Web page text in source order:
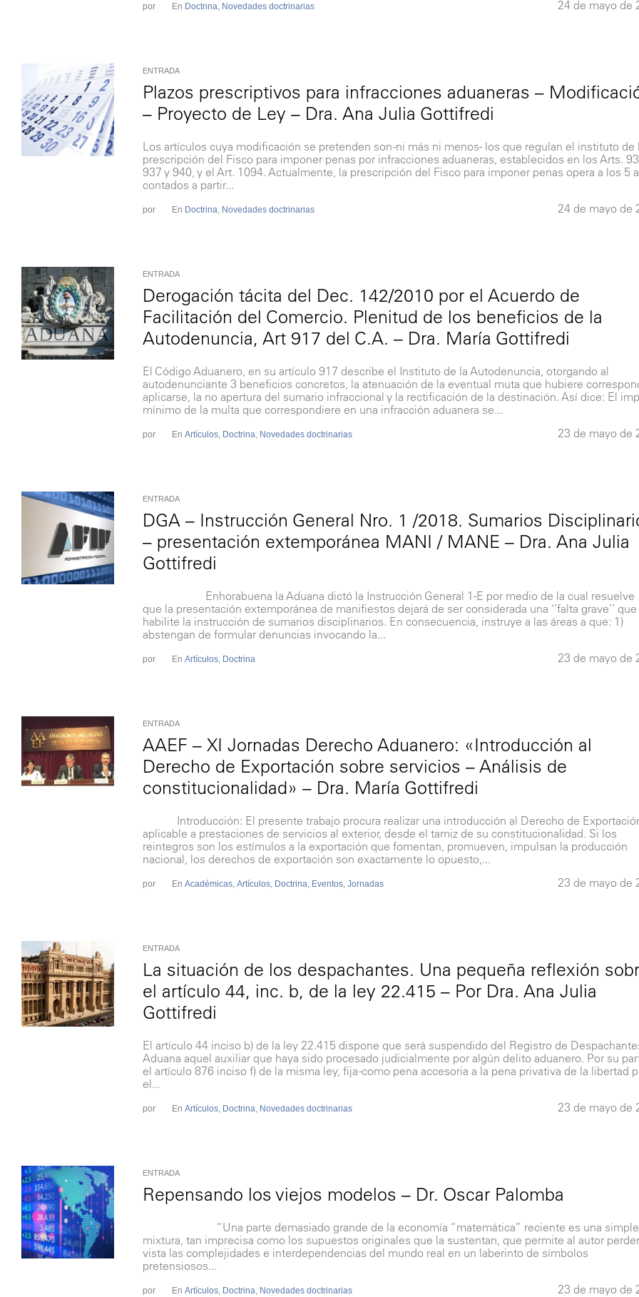
24 de mayo de
por En Doctrina, Novedades doctrinarias
ENTRADA
Plazos prescriptivos para infracciones aduaneras –
– Proyecto de Ley – Dra. Ana Julia Gottifredi
Los artículos cuya modificación se pretenden son -ni más ni menos- los que regulan el instituto de
prescripción del Fisco para imponer penas por infracciones aduaneras, establecidos en los Arts.
937 y 940, y el Art. 1094. Actualmente, la prescripción del Fisco para imponer penas opera a los 5
contados a partir...
24 de mayo de
por En Doctrina, Novedades doctrinarias
ENTRADA
Derogación tácita del Dec. 142/2010 por el Acuerdo de
Facilitación del Comercio. Plenitud de los beneficios de la
Autodenuncia, Art 917 del C.A. – Dra. María Gottifredi
El Código Aduanero, en su artículo 917 describe el Instituto de la Autodenuncia, otorgando al
autodenunciante 3 beneficios concretos, la atenuación de la eventual muta que hubiere
aplicarse, la no apertura del sumario infraccional y la rectificación de la destinación. Así dice: El
mínimo de la multa que correspondiere en una infracción aduanera se...
23 de mayo de
por En Artículos, Doctrina, Novedades doctrinarias
ENTRADA
DGA – Instrucción General Nro. 1 /2018. Sumarios
– presentación extemporánea MANI / MANE – Dra. Ana Julia
Gottifredi
Enhorabuena la Aduana dictó la Instrucción General 1-E por medio de la cual resuelve
que la presentación extemporánea de manifiestos dejará de ser considerada una ‘’falta grave’’ que
habilite la instrucción de sumarios disciplinarios. En consecuencia, instruye a las áreas a que: 1)
abstengan de formular denuncias invocando la...
23 de mayo de
por En Artículos, Doctrina
ENTRADA
AAEF – XI Jornadas Derecho Aduanero: «Introducción al
Derecho de Exportación sobre servicios – Análisis de
constitucionalidad» – Dra. María Gottifredi
Introducción: El presente trabajo procura realizar una introducción al Derecho de
aplicable a prestaciones de servicios al exterior, desde el tamiz de su constitucionalidad. Si los
reintegros son los estímulos a la exportación que fomentan, promueven, impulsan la producción
nacional, los derechos de exportación son exactamente lo opuesto,...
23 de mayo de
por En Académicas, Artículos, Doctrina, Eventos, Jornadas
ENTRADA
La situación de los despachantes. Una pequeña reflexión
el artículo 44, inc. b, de la ley 22.415 – Por Dra. Ana Julia
Gottifredi
El artículo 44 inciso b) de la ley 22.415 dispone que será suspendido del Registro de
Aduana aquel auxiliar que haya sido procesado judicialmente por algún delito aduanero. Por su
el artículo 876 inciso f) de la misma ley, fija -como pena accesoria a la pena privativa de la libertad
el...
23 de mayo de
por En Artículos, Doctrina, Novedades doctrinarias
ENTRADA
Repensando los viejos modelos – Dr. Oscar Palomba
“Una parte demasiado grande de la economía “matemática” reciente es una simple
mixtura, tan imprecisa como los supuestos originales que la sustentan, que permite al autor
vista las complejidades e interdependencias del mundo real en un laberinto de símbolos
pretensiosos...
23 de mayo de
por En Artículos, Doctrina, Novedades doctrinarias